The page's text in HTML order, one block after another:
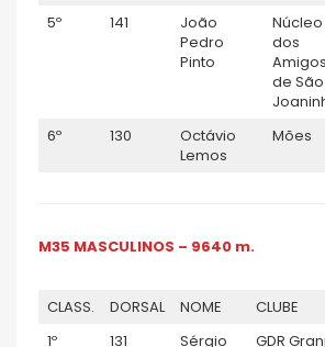
5º 141
João
Pedro
Pinto
Núcleo
dos
Amigos
de São
6º 130
Octávio
Lemos
Mões
M35 MASCULINOS – 9640 m.
CLASS. DORSAL NOME CLUBE
1º
131
Sérgio
GDR